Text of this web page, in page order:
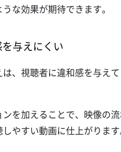
な効果が期待できます。
与えにくい
、視聴者に違和感を与え
を加えることで、映像の
やすい動画に仕上がります